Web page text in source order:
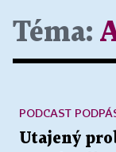
Téma:
Utajený
PODCAST